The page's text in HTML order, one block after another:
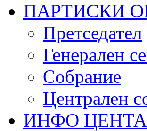
ПАРТИСКИ
Претседател
Генерален
Собрание
Централен
ИНФО